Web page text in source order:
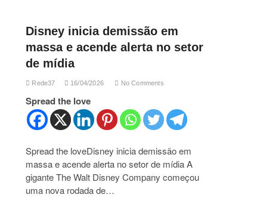
Disney inicia demissão em
massa e acende alerta no setor
de mídia
Rede37 16/04/2026 No Comments
Spread the love
Spread the loveDisney inicia demissão em
massa e acende alerta no setor de mídia A
gigante The Walt Disney Company começou
uma nova rodada de…